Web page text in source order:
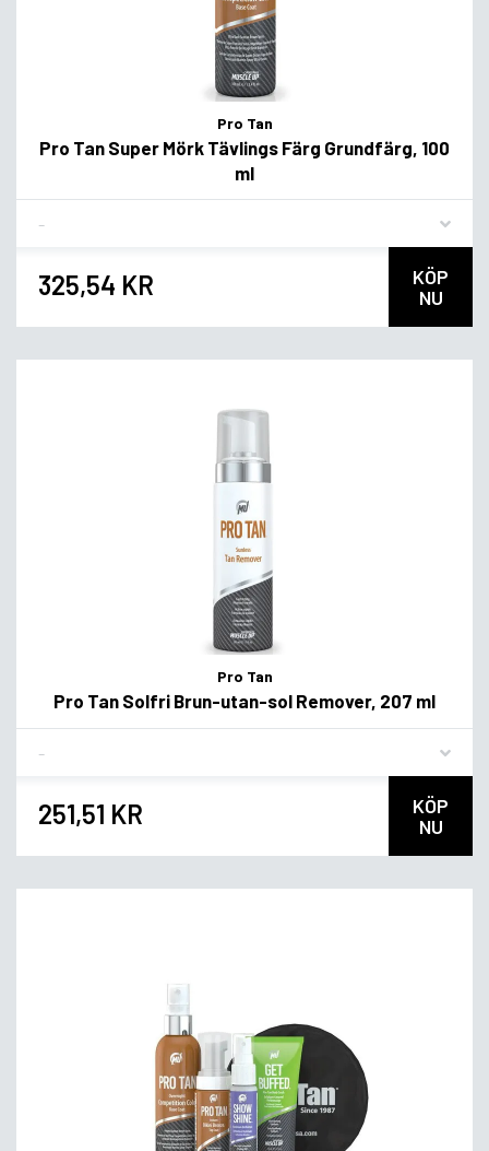
Pro Tan
Pro Tan Super Mörk Tävlings Färg Grundfärg, 100
ml
325,54 KR
KÖP
NU
Pro Tan
Pro Tan Solfri Brun-utan-sol Remover, 207 ml
251,51 KR
KÖP
NU